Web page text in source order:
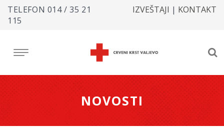
TELEFON 014 / 35 21
115
IZVEŠTAJI | KONTAKT
NOVOSTI